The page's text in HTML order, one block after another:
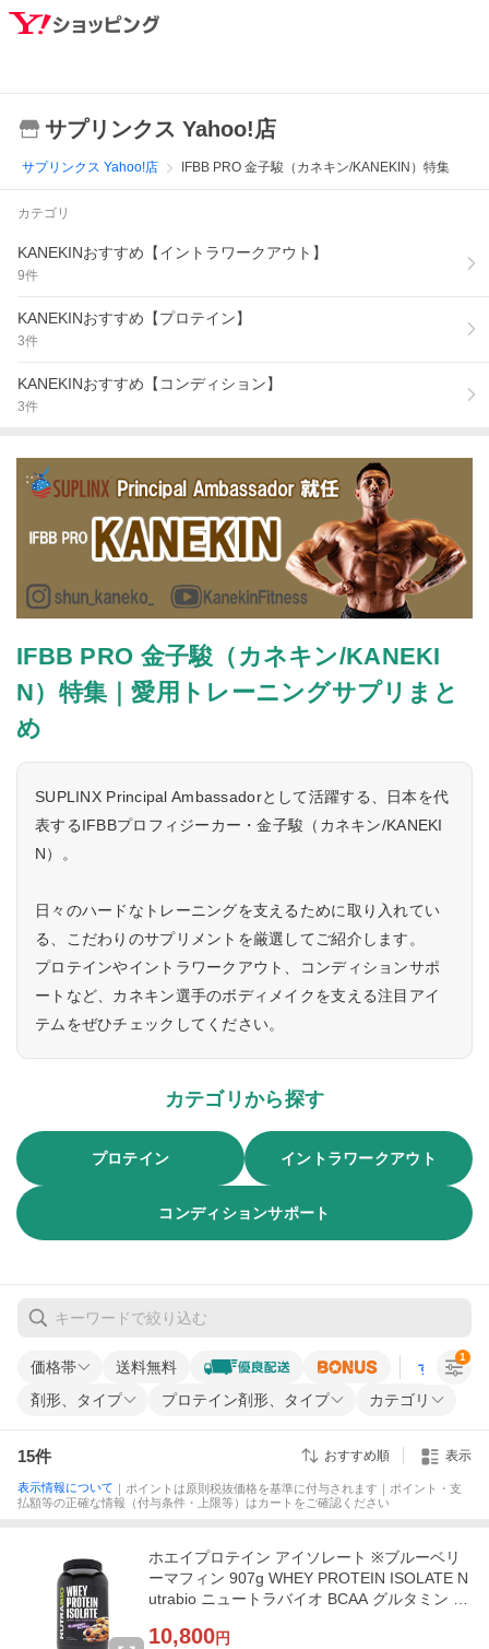
サプリンクス Yahoo!店
サプリンクス Yahoo!店 IFBB PRO 金子駿（カネキン/KANEKIN）特集
カテゴリ
KANEKINおすすめ【イントラワークアウト】
9件
KANEKINおすすめ【プロテイン】
3件
KANEKINおすすめ【コンディション】
3件
IFBB PRO 金子駿（カネキン/KANEKI
N）特集｜愛用トレーニングサプリまと
め
SUPLINX Principal Ambassadorとして活躍する、日本を代
表するIFBBプロフィジーカー・金子駿（カネキン/KANEKI
N）。
日々のハードなトレーニングを支えるために取り入れてい
る、こだわりのサプリメントを厳選してご紹介します。
プロテインやイントラワークアウト、コンディションサポ
ートなど、カネキン選手のボディメイクを支える注目アイ
テムをぜひチェックしてください。
カテゴリから探す
プロテイン イントラワークアウト
コンディションサポート
価格帯 送料無料 すべての条
剤形、タイプ プロテイン剤形、タイプ カテゴリ
1
15件 おすすめ順 表示
表示情報について ｜ポイントは原則税抜価格を基準に付与されます｜ポイント・支
払額等の正確な情報（付与条件・上限等）はカートをご確認ください
ホエイプロテイン アイソレート ※ブルーベリ
ーマフィン 907g WHEY PROTEIN ISOLATE N
utrabio ニュートラバイオ BCAA グルタミン ア
10,800円